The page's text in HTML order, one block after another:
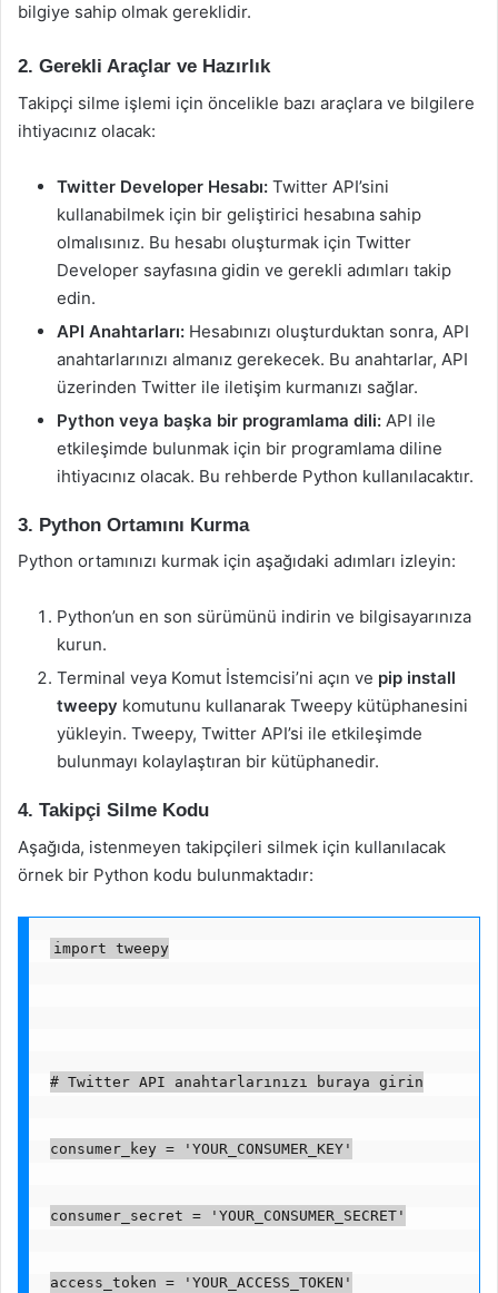
bilgiye sahip olmak gereklidir.
2. Gerekli Araçlar ve Hazırlık
Takipçi silme işlemi için öncelikle bazı araçlara ve bilgilere
ihtiyacınız olacak:
Twitter Developer Hesabı: Twitter API’sini
kullanabilmek için bir geliştirici hesabına sahip
olmalısınız. Bu hesabı oluşturmak için Twitter
Developer sayfasına gidin ve gerekli adımları takip
edin.
API Anahtarları: Hesabınızı oluşturduktan sonra, API
anahtarlarınızı almanız gerekecek. Bu anahtarlar, API
üzerinden Twitter ile iletişim kurmanızı sağlar.
Python veya başka bir programlama dili: API ile
etkileşimde bulunmak için bir programlama diline
ihtiyacınız olacak. Bu rehberde Python kullanılacaktır.
3. Python Ortamını Kurma
Python ortamınızı kurmak için aşağıdaki adımları izleyin:
Python’un en son sürümünü indirin ve bilgisayarınıza
kurun.
Terminal veya Komut İstemcisi’ni açın ve pip install
tweepy komutunu kullanarak Tweepy kütüphanesini
yükleyin. Tweepy, Twitter API’si ile etkileşimde
bulunmayı kolaylaştıran bir kütüphanedir.
4. Takipçi Silme Kodu
Aşağıda, istenmeyen takipçileri silmek için kullanılacak
örnek bir Python kodu bulunmaktadır:
import tweepy
# Twitter API anahtarlarınızı buraya girin
consumer_key = 'YOUR_CONSUMER_KEY'
consumer_secret = 'YOUR_CONSUMER_SECRET'
access_token = 'YOUR_ACCESS_TOKEN'